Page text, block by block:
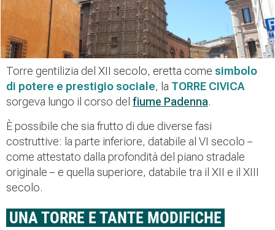
Torre gentilizia del XII secolo, eretta come simbolo
di potere e prestigio sociale, la TORRE CIVICA
sorgeva lungo il corso del fiume Padenna.
È possibile che sia frutto di due diverse fasi
costruttive: la parte inferiore, databile al VI secolo −
come attestato dalla profondità del piano stradale
originale − e quella superiore, databile tra il XII e il XIII
secolo.
UNA TORRE E TANTE MODIFICHE